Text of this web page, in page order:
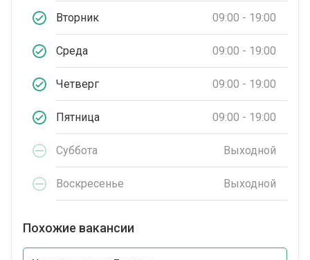
Вторник 09:00 - 19:00
Среда 09:00 - 19:00
Четверг 09:00 - 19:00
Пятница 09:00 - 19:00
Суббота Выходной
Воскресенье Выходной
Похожие вакансии